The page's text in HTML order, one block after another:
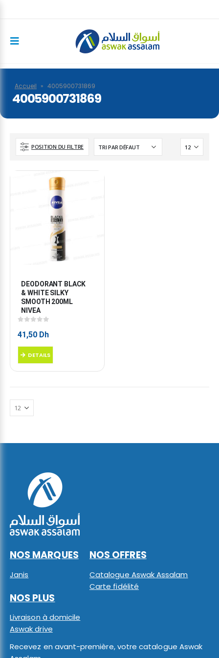
Accueil » 4005900731869
4005900731869
POSITION DU FILTRE
DEODORANT BLACK
& WHITE SILKY
SMOOTH 200ML
NIVEA
41,50 Dh
DETAILS
NOS MARQUES
Janis
NOS OFFRES
Catalogue Aswak Assalam
Carte fidélité
NOS PLUS
Livraison à domicile
Aswak drive
Recevez en avant-première, votre catalogue Aswak